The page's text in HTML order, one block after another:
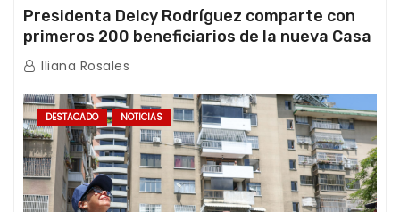
Presidenta Delcy Rodríguez comparte con
primeros 200 beneficiarios de la nueva Casa
de los Abuelos “La Primavera” en Caracas
Iliana Rosales
DESTACADO NOTICIAS